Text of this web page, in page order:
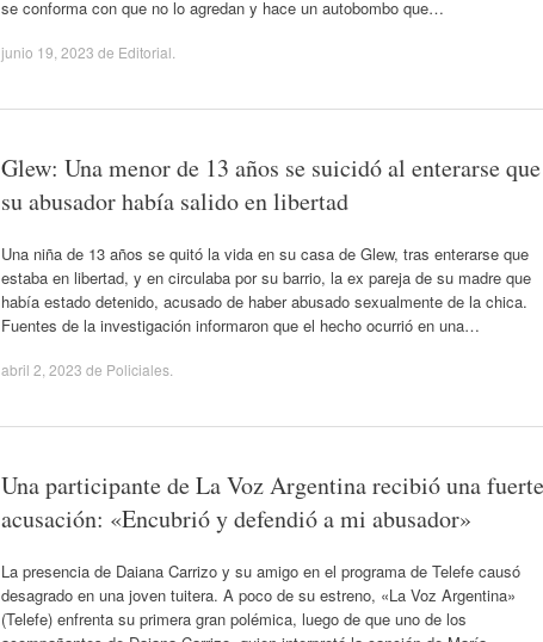
se conforma con que no lo agredan y hace un autobombo que…
junio 19, 2023 de Editorial
Glew: Una menor de 13 años se suicidó al enterarse que
su abusador había salido en libertad
Una niña de 13 años se quitó la vida en su casa de Glew, tras enterarse que
estaba en libertad, y en circulaba por su barrio, la ex pareja de su madre que
había estado detenido, acusado de haber abusado sexualmente de la chica.
Fuentes de la investigación informaron que el hecho ocurrió en una…
abril 2, 2023 de Policiales
Una participante de La Voz Argentina recibió una fuerte
acusación: «Encubrió y defendió a mi abusador»
La presencia de Daiana Carrizo y su amigo en el programa de Telefe causó
desagrado en una joven tuitera. A poco de su estreno, «La Voz Argentina»
(Telefe) enfrenta su primera gran polémica, luego de que uno de los